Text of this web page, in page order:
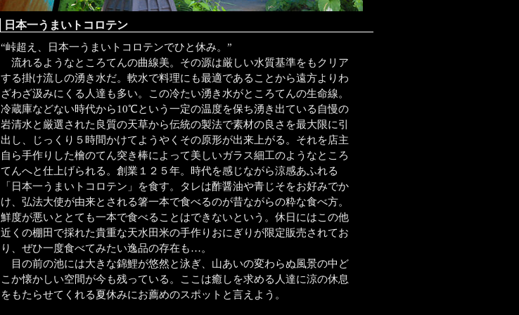
日本一うまいトコロテン
“峠超え、日本一うまいトコロテンでひと休み。”
流れるようなところてんの曲線美。その源は厳しい水質基準をもクリア
する掛け流しの湧き水だ。軟水で料理にも最適であることから遠方よりわ
ざわざ汲みにくる人達も多い。この冷たい湧き水がところてんの生命線。
冷蔵庫などない時代から10℃という一定の温度を保ち湧き出ている自慢の
岩清水と厳選された良質の天草から伝統の製法で素材の良さを最大限に引
出し、じっくり５時間かけてようやくその原形が出来上がる。それを店主
自ら手作りした檜のてん突き棒によって美しいガラス細工のようなところ
てんへと仕上げられる。創業１２５年。時代を感じながら涼感あふれる
「日本一うまいトコロテン」を食す。タレは酢醤油や青じそをお好みでか
け、弘法大使が由来とされる箸一本で食べるのが昔ながらの粋な食べ方。
鮮度が悪いととても一本で食べることはできないという。休日にはこの他
近くの棚田で採れた貴重な天水田米の手作りおにぎりが限定販売されてお
り、ぜひ一度食べてみたい逸品の存在も…。
目の前の池には大きな錦鯉が悠然と泳ぎ、山あいの変わらぬ風景の中ど
こか懐かしい空間が今も残っている。ここは癒しを求める人達に涼の休息
をもたらせてくれる夏休みにお薦めのスポットと言えよう。